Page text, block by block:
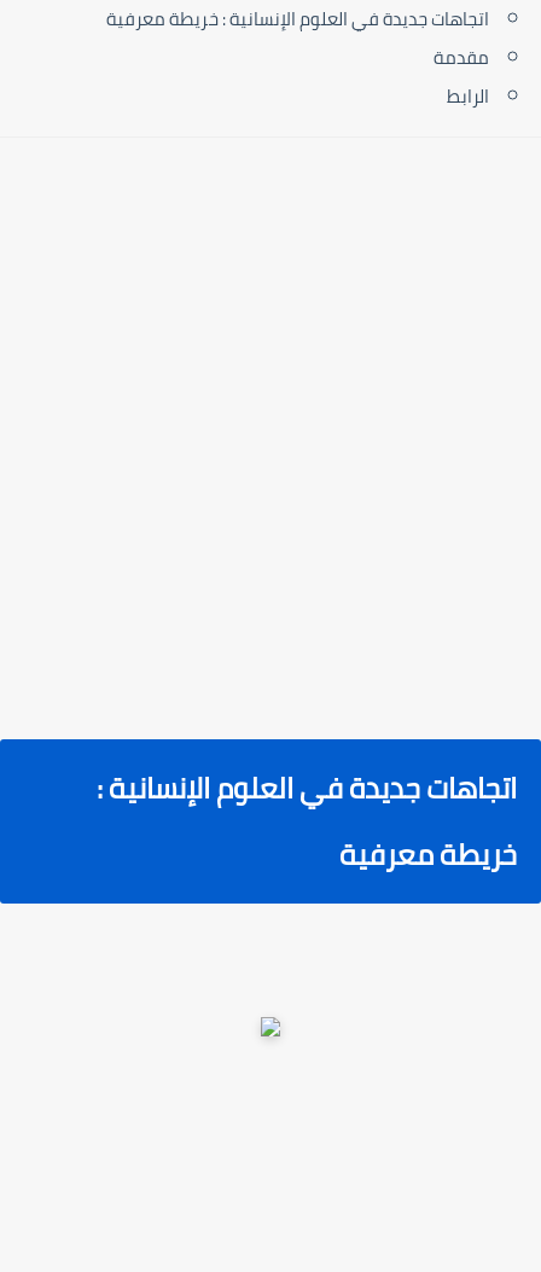
اتجاهات جديدة في العلوم الإنسانية : خريطة معرفية
مقدمة
الرابط
اتجاهات جديدة في العلوم الإنسانية :
خريطة معرفية